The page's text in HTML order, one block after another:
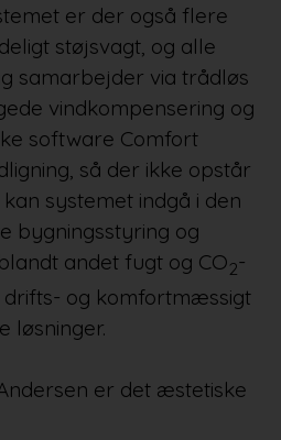
er der også flere
støjsvagt, og alle
samarbejder via trådløs
vindkompensering og
software Comfort
så der ikke opstår
systemet indgå i den
bygningsstyring og
andet fugt og CO2-
drifts- og komfortmæssigt
løsninger.
er det æstetiske